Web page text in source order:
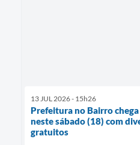
13 JUL 2026 - 15h26
Prefeitura no Bairro chega
neste sábado (18) com
gratuitos